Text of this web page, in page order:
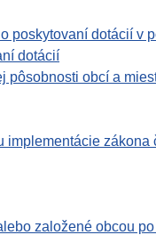
poskytovaní dotácií v
dotácií
obcí a
založené obcou